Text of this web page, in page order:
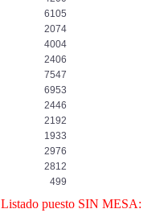
6105
2074
4004
2406
7547
6953
2446
2192
1933
2976
2812
499
Listado puesto SIN MESA: